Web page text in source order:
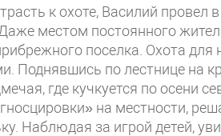
к охоте, Василий
местом постоянного
поселка. Охота
Поднявшись по лестнице на
где кучкуется по осени
на местности,
Наблюдая за игрой детей,